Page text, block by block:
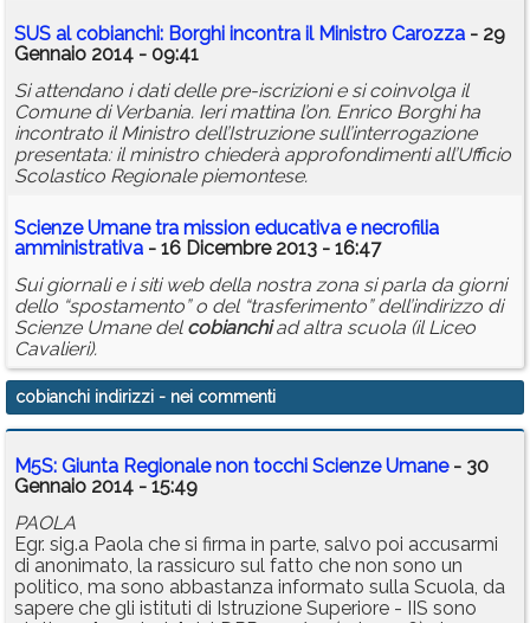
SUS alcobianchi: Borghi incontra il Ministro Carozza - 29
Gennaio 2014 - 09:41
Si attendano i dati delle pre-iscrizioni e si coinvolga il
Comune di Verbania. Ieri mattina l’on. Enrico Borghi ha
incontrato il Ministro dell’Istruzione sull’interrogazione
presentata: il ministro chiederà approfondimenti all’Ufficio
Scolastico Regionale piemontese.
Scienze Umane tra mission educativa e necrofilia
amministrativa - 16 Dicembre 2013 - 16:47
Sui giornali e i siti web della nostra zona si parla da giorni
dello “spostamento” o del “trasferimento” dell’indirizzo di
Scienze Umane delcobianchiad altra scuola (il Liceo
Cavalieri).
cobianchi indirizzi - nei commenti
M5S: Giunta Regionale non tocchi Scienze Umane- 30
Gennaio 2014 - 15:49
PAOLA
Egr. sig.a Paola che si firma in parte, salvo poi accusarmi
di anonimato, la rassicuro sul fatto che non sono un
politico, ma sono abbastanza informato sulla Scuola, da
sapere che gli istituti di Istruzione Superiore - IIS sono